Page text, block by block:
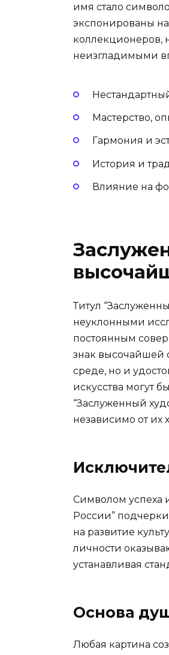
имя стало
экспонированы
коллекционеров,
неизгладимыми
Мастерство,
Гармония и
История и
Влияние на
Титул
неуклонными
постоянным
знак высочайшей
среде, но и
искусства могут
“Заслуженный
независимо от их
Символом успеха
России”
на развитие
личности
устанавливая
Основа
Любая картина